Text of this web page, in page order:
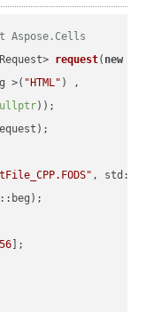
Aspose.Cells
request( new
>(
"HTML" ) ,
))
,
];